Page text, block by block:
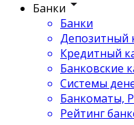
Банки
Банки
Депозитный
Кредитный
Банковские
Системы
Банкоматы,
Рейтинг